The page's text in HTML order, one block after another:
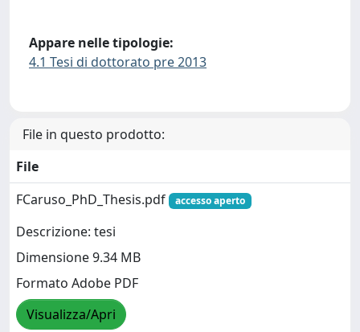
Appare nelle tipologie:
4.1 Tesi di dottorato pre 2013
File in questo prodotto:
File
FCaruso_PhD_Thesis.pdf
accesso aperto
Descrizione: tesi
Dimensione 9.34 MB
Formato Adobe PDF
Visualizza/Apri